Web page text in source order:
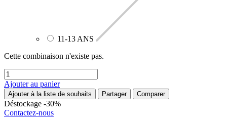
11-13 ANS
Cette combinaison n'existe pas.
Ajouter au panier
Ajouter à la liste de souhaits Partager Comparer
Déstockage -30%
Contactez-nous